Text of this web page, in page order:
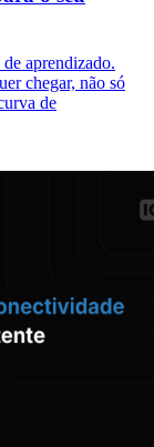
aprendizado.
chegar, não só
de